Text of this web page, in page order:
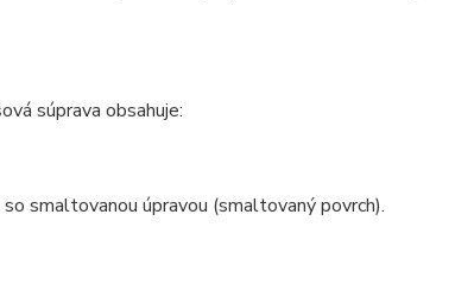
súprava obsahuje:
smaltovanou úpravou (smaltovaný povrch).